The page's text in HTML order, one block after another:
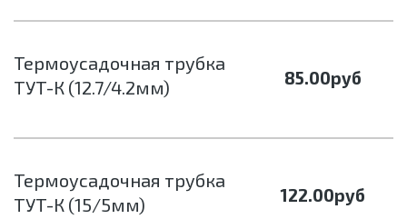
Термоусадочная трубка
ТУТ-К (12.7/4.2мм)
85.00руб
Термоусадочная трубка
ТУТ-К (15/5мм)
122.00руб